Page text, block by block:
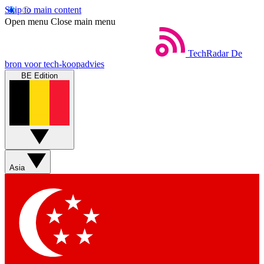
Skip to main content
Open menu Close main menu
TechRadar De
bron voor tech-koopadvies
BE Edition
Asia